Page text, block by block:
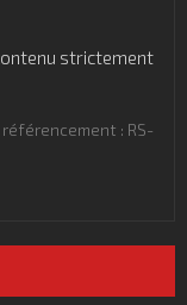
strictement
: RS-